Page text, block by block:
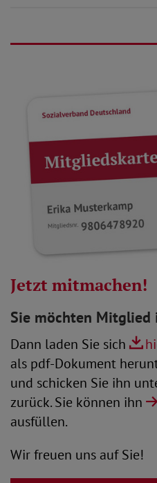
Jetzt mitmachen!
Sie möchten Mitglied
Dann laden Sie sich
als pdf-Dokument
und schicken Sie ihn
zurück. Sie können ihn
ausfüllen.
Wir freuen uns auf Sie!